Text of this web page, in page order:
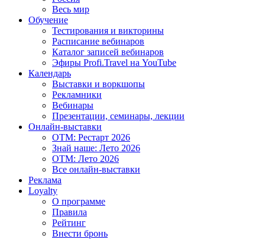
Весь мир
Обучение
Тестирования и викторины
Расписание вебинаров
Каталог записей вебинаров
Эфиры Profi.Travel на YouTube
Календарь
Выставки и воркшопы
Рекламники
Вебинары
Презентации, семинары, лекции
Онлайн-выставки
OTM: Рестарт 2026
Знай наше: Лето 2026
OTM: Лето 2026
Все онлайн-выставки
Реклама
Loyalty
О программе
Правила
Рейтинг
Внести бронь